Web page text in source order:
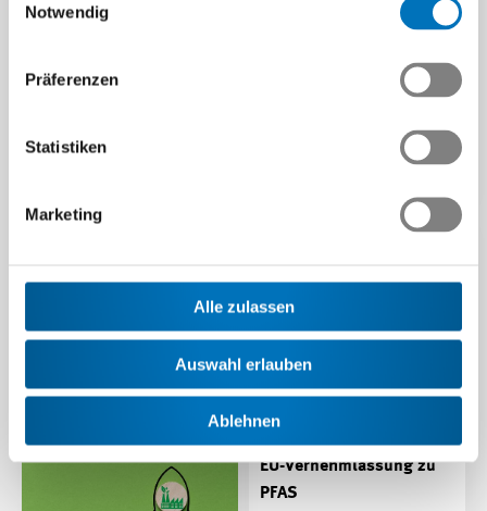
Notwendig
Präferenzen
Statistiken
Marketing
Alle zulassen
Auswahl erlauben
Ablehnen
weniger CO2 seit 1990
Die Schweizer Tech-Industrie
hat ihre CO₂-Emissionen seit
Schweiz unter Druck
Vergleich höchsten
Industriestrompreis. Dies
belastet die…
EU-Vernehmlassung zu
PFAS